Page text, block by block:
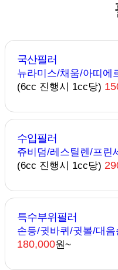
국산필러
뉴라미스/채움/아띠에
(6cc 진행시 1cc당)
수입필러
쥬비덤/레스틸렌/프린
(6cc 진행시 1cc당)
특수부위필러
손등/귓바퀴/귓볼/대
180,000원~